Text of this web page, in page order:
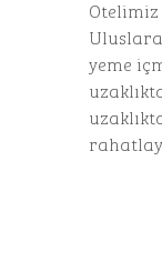
Otelimiz
yeme